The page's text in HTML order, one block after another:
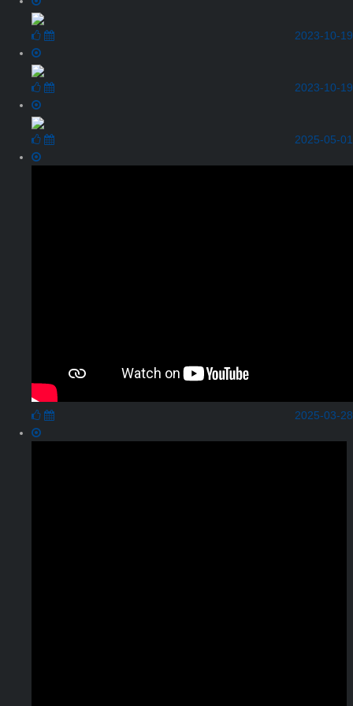
2023-10-19
2023-10-19
2025-05-01
2025-03-28